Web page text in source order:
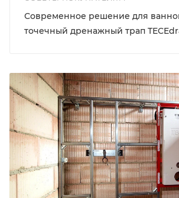
Современное решение для
точечный дренажный трап